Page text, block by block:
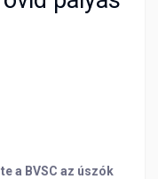
készülő
a BVSC az úszók